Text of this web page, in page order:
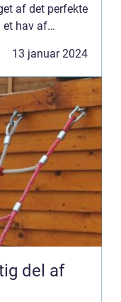
af det perfekte
et hav af
13 januar 2024
del af